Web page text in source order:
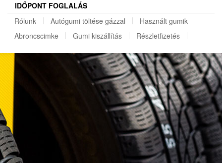
REGISZTRÁCIÓ
IDŐPONT FOGLALÁS
Rólunk
Autógumi töltése gázzal
Használt gumik
Abroncscimke
Gumi kiszállítás Részletfizetés